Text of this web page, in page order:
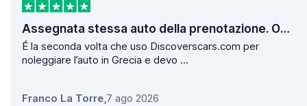
Assegnata stessa auto della prenotazione. Operazioni di ritiro e consegna velocissime.
É la seconda volta che uso Discoverscars.com per
noleggiare l’auto in Grecia e devo ...
Franco La Torre,7 ago 2026